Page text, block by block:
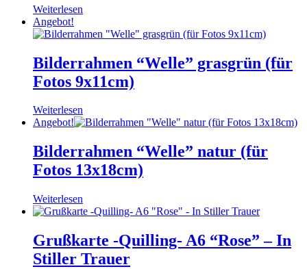
Weiterlesen
Angebot!
Bilderrahmen “Welle” grasgrün (für
Fotos 9x11cm)
Weiterlesen
Angebot!
Bilderrahmen “Welle” natur (für
Fotos 13x18cm)
Weiterlesen
Grußkarte -Quilling- A6 “Rose” – In
Stiller Trauer